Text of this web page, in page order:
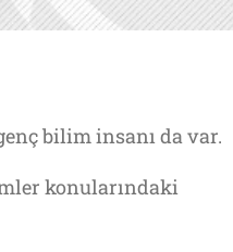
bilim insanı da var.
konularındaki